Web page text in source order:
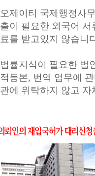
오제이티 국제행정사
출이 필요한 외국어
료를 받고있지 않습니
법률지식이 필요한 법
적등본, 번역 업무에
관에 위탁하지 않고